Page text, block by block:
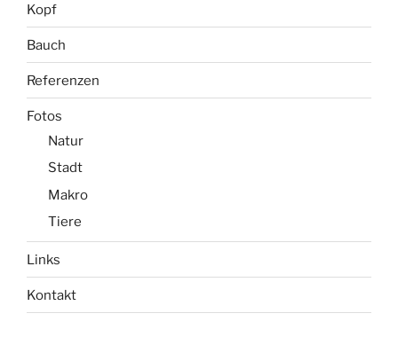
Kopf
Bauch
Referenzen
Fotos
Natur
Stadt
Makro
Tiere
Links
Kontakt